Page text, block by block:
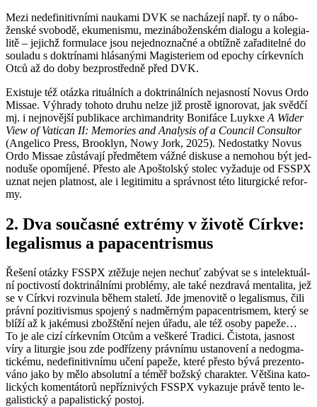
Mezi ne­de­fi­ni­tiv­ní­mi nau­ka­mi DVK se na­chá­ze­jí např. ty o ná­bo­
žen­ské svo­bo­dě, eku­me­nis­mu, me­zi­ná­bo­žen­ském di­a­lo­gu a ko­le­gi­a­
li­tě – je­jichž for­mu­la­ce jsou ne­jed­no­znač­né a ob­tíž­ně za­řa­di­tel­né do
sou­la­du s dok­trí­na­mi hlá­sa­ný­mi Magis­te­ri­em od epo­chy cír­kev­ních
Otců až do doby bez­pro­střed­ně před DVK.
Exis­tu­je též otáz­ka ri­tu­ál­ních a dok­tri­nál­ních ne­jas­nos­tí Novus Ordo
Missae. Vý­hra­dy to­ho­to druhu nelze již pros­tě ig­no­ro­vat, jak svěd­čí
mj. i nej­no­věj­ší pu­b­li­ka­ce ar­chi­man­dri­ty Bo­ni­fá­ce Lu­y­kxe A Wider
View of Va­ti­can II: Me­mo­ries and Ana­ly­sis of a Coun­cil Con­sul­tor
(An­ge­li­co Press, Bro­ok­lyn, Nowy Jork, 2025). Ne­do­stat­ky Novus
Ordo Missae zů­stá­va­jí před­mě­tem vážné dis­ku­se a ne­mo­hou být jed­
no­du­še opo­mí­je­né. Přes­to ale Apoš­tolský sto­lec vy­ža­du­je od FSSPX
uznat nejen plat­nost, ale i le­gi­ti­mi­tu a správ­nost této li­tur­gic­ké re­for­
my.
2. Dva sou­čas­né ex­trémy v ži­vo­tě Církve:
le­ga­lis­mus a pa­pa­cen­t­ris­mus
Ře­še­ní otáz­ky FSSPX ztě­žu­je nejen ne­chuť za­bý­vat se s in­te­lek­tu­ál­
ní po­cti­vos­tí dok­tri­nál­ní­mi pro­blémy, ale také ne­zdra­vá men­ta­li­ta, jež
se v Církvi roz­vi­nu­la během sta­le­tí. Jde jme­no­vi­tě o le­ga­lis­mus, čili
práv­ní po­zi­ti­vis­mus spo­je­ný s nad­měr­ným pa­pa­cen­t­ris­mem, který se
blíží až k ja­ké­musi zbožště­ní nejen úřadu, ale též osoby pa­pe­že…
To je ale cizí cír­kev­ním Otcům a veš­ke­ré Tra­di­ci. Čis­to­ta, jas­nost
víry a li­tur­gie jsou zde pod­ří­ze­ny práv­ní­mu usta­no­ve­ní a ne­dogma­
tic­ké­mu, ne­de­fi­ni­tiv­ní­mu učení pa­pe­že, které přes­to bývá pre­zen­to­
vá­no jako by mělo ab­so­lut­ní a téměř bož­ský cha­rak­ter. Vět­ši­na ka­to­
lic­kých ko­men­tá­to­rů ne­pří­z­ni­vých FSSPX vy­ka­zu­je právě tento le­
ga­lis­tic­ký a pa­pa­lis­tic­ký po­stoj.